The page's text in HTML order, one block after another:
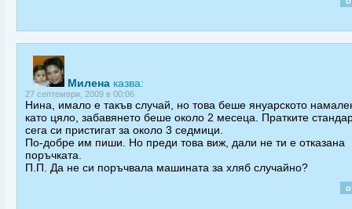
Милена казва:
27 септември, 2009 в 00:06
Нина, имало е такъв случай, но това беше януарското
като цяло, забавянето беше около 2 месеца. Пратките
сега си пристигат за около 3 седмици.
По-добре им пиши. Но преди това виж, дали не ти е отказана
поръчката.
П.П. Да не си поръчвала машината за хляб случайно?